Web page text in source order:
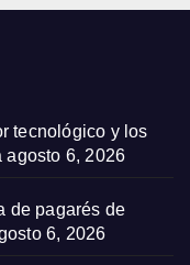
tecnológico y los
agosto 6, 2026
de pagarés de
6, 2026